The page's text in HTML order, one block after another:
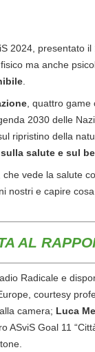
2024, presentato il
ma anche
, quattro
2030 delle
ripristino della
salute e sul
che vede la salute
nostri e capire
AL
Radicale e
courtesy
camera; Luca
ASviS Goal 11